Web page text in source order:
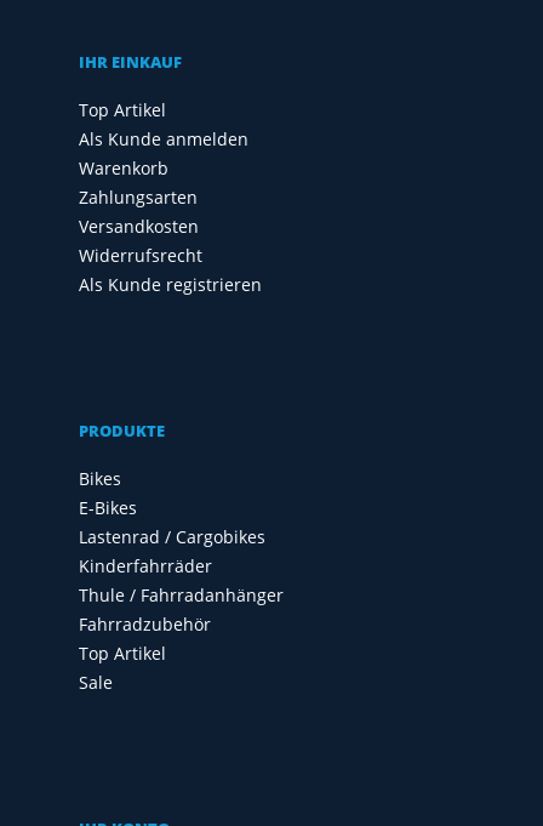
IHR EINKAUF
Top Artikel
Als Kunde anmelden
Warenkorb
Zahlungsarten
Versandkosten
Widerrufsrecht
Als Kunde registrieren
PRODUKTE
Bikes
E-Bikes
Lastenrad / Cargobikes
Kinderfahrräder
Thule / Fahrradanhänger
Fahrradzubehör
Top Artikel
Sale